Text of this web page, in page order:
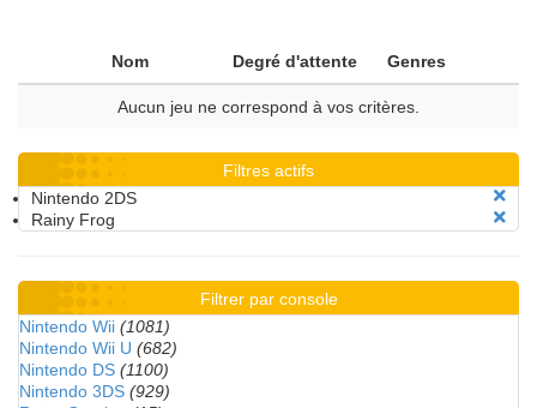
Nom Degré d'attente Genres
Aucun jeu ne correspond à vos critères.
Filtres actifs
Nintendo 2DS
Rainy Frog
Filtrer par console
Nintendo Wii (1081)
Nintendo Wii U (682)
Nintendo DS (1100)
Nintendo 3DS (929)